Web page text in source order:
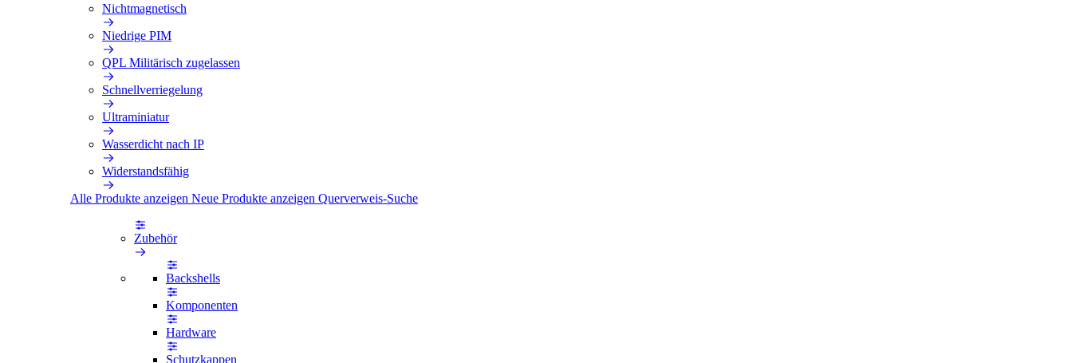
Nichtmagnetisch
Niedrige PIM
QPL Militärisch zugelassen
Schnellverriegelung
Ultraminiatur
Wasserdicht nach IP
Widerstandsfähig
Alle Produkte anzeigen Neue Produkte anzeigen Querverweis-Suche
Zubehör
Backshells
Komponenten
Hardware
Schutzkappen